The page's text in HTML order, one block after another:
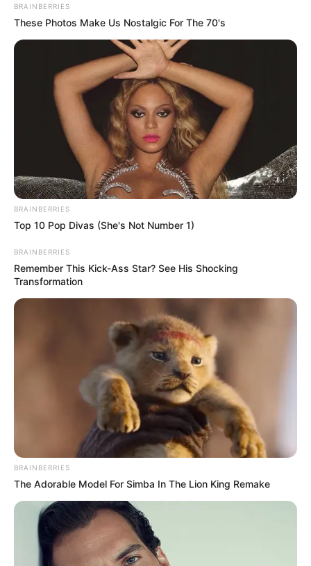
BRAINBERRIES
These Photos Make Us Nostalgic For The 70's
BRAINBERRIES
Top 10 Pop Divas (She's Not Number 1)
BRAINBERRIES
Remember This Kick-Ass Star? See His Shocking
Transformation
BRAINBERRIES
The Adorable Model For Simba In The Lion King Remake